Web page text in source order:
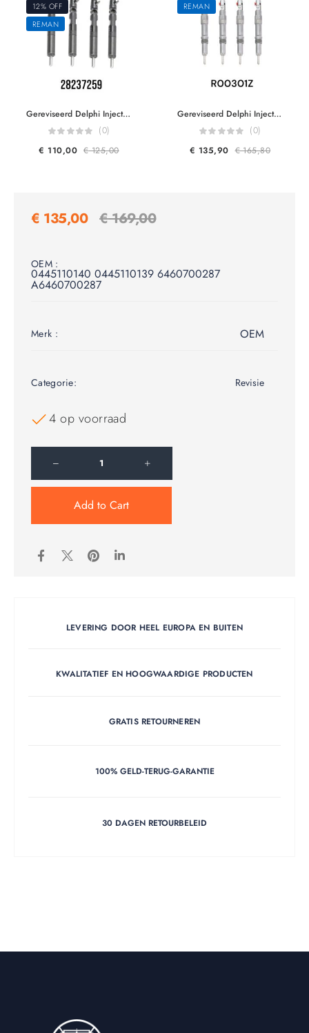
12% OFF
REMAN
Gereviseerd Delphi Injector 28237259 28232234 R05601D Renault Dacia Nissan 166000897R 166007866R 8200794299 Reman by Delphi HRD345
(0)
€ 110,00 €125,00
REMAN
Gereviseerd Delphi Injector R00301Z R00001Z R00002Z R00101Z 2S7Q9K546AH 1152989 3S7Q9K546AJ 1376694 1226331 2.0TDCI
(0)
€ 135,90 €165,80
€ 135,00 €169,00
OEM :
0445110140 0445110139 6460700287
A6460700287
Merk : OEM
Categorie: Revisie
4 op voorraad
Add to Cart
LEVERING DOOR HEEL EUROPA EN BUITEN
KWALITATIEF EN HOOGWAARDIGE PRODUCTEN
GRATIS RETOURNEREN
100% GELD-TERUG-GARANTIE
30 DAGEN RETOURBELEID